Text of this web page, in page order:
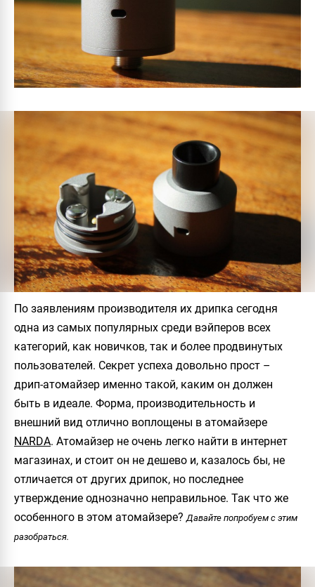
По заявлениям производителя их дрипка сегодня
одна из самых популярных среди вэйперов всех
категорий, как новичков, так и более продвинутых
пользователей. Секрет успеха довольно прост –
дрип-атомайзер именно такой, каким он должен
быть в идеале. Форма, производительность и
внешний вид отлично воплощены в атомайзере
NARDA. Атомайзер не очень легко найти в интернет
магазинах, и стоит он не дешево и, казалось бы, не
отличается от других дрипок, но последнее
утверждение однозначно неправильное. Так что же
особенного в этом атомайзере? Давайте попробуем с этим
разобраться.